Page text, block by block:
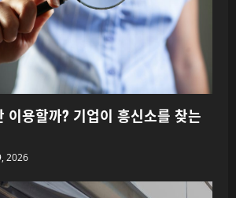
이용할까? 기업이 흥신소를 찾는
2026